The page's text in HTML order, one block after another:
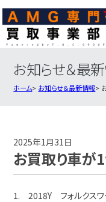
3ステップのカンタン査
AMG買取実績
お知らせ＆最
ホーム お知らせ＆最新情報
2025年1月31日
お買取り車が
1. 2018Y フォルクス